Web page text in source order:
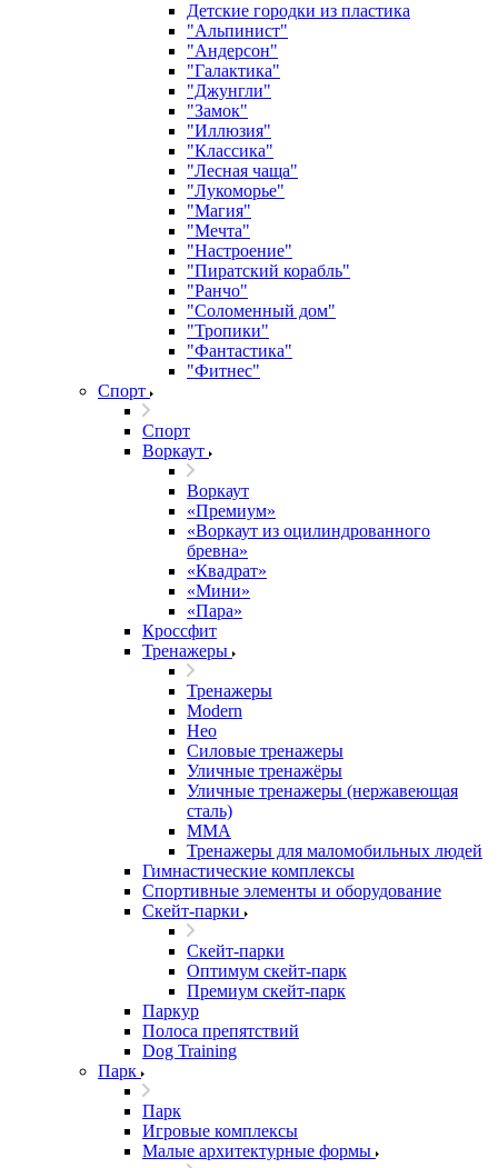
Детские городки из пластика
"Альпинист"
"Андерсон"
"Галактика"
"Джунгли"
"Замок"
"Иллюзия"
"Классика"
"Лесная чаща"
"Лукоморье"
"Магия"
"Мечта"
"Настроение"
"Пиратский корабль"
"Ранчо"
"Соломенный дом"
"Тропики"
"Фантастика"
"Фитнес"
Спорт
Спорт
Воркаут
Воркаут
«Премиум»
«Воркаут из оцилиндрованного
бревна»
«Квадрат»
«Мини»
«Пара»
Кроссфит
Тренажеры
Тренажеры
Modern
Нео
Силовые тренажеры
Уличные тренажёры
Уличные тренажеры (нержавеющая
сталь)
ММА
Тренажеры для маломобильных людей
Гимнастические комплексы
Спортивные элементы и оборудование
Скейт-парки
Скейт-парки
Оптимум скейт-парк
Премиум скейт-парк
Паркур
Полоса препятствий
Dog Training
Парк
Парк
Игровые комплексы
Малые архитектурные формы